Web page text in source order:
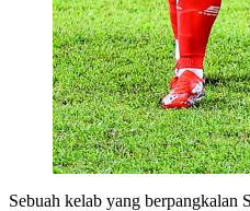
Sebuah kelab yang berpangkalan